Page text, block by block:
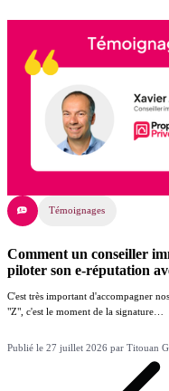
Témoignages
Comment un conseiller
piloter son e-réputation
C'est très important d'accompagner
"Z", c'est le moment de la signature…
Publié le 27 juillet 2026 par Titouan